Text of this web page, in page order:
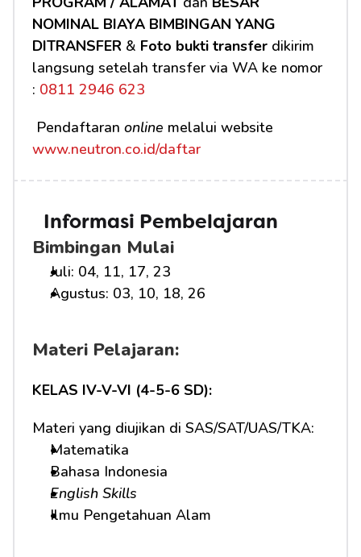
NOMINAL BIAYA BIMBINGAN YANG
DITRANSFER & Foto bukti transfer dikirim
langsung setelah transfer via WA ke nomor
: 0811 2946 623
Pendaftaran online
www.neutron.co.id/daftar
Informasi Pembelajaran
Bimbingan Mulai
Juli: 04, 11, 17, 23
Agustus: 03, 10, 18, 26
Materi Pelajaran:
KELAS IV-V-VI (4-5-6 SD):
Materi yang diujikan di SAS/SAT/UAS/TKA:
Matematika
Bahasa Indonesia
English Skills
Ilmu Pengetahuan Alam